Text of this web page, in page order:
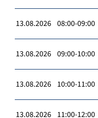
13.08.2026 08:00-09:00
13.08.2026 09:00-10:00
13.08.2026 10:00-11:00
13.08.2026 11:00-12:00